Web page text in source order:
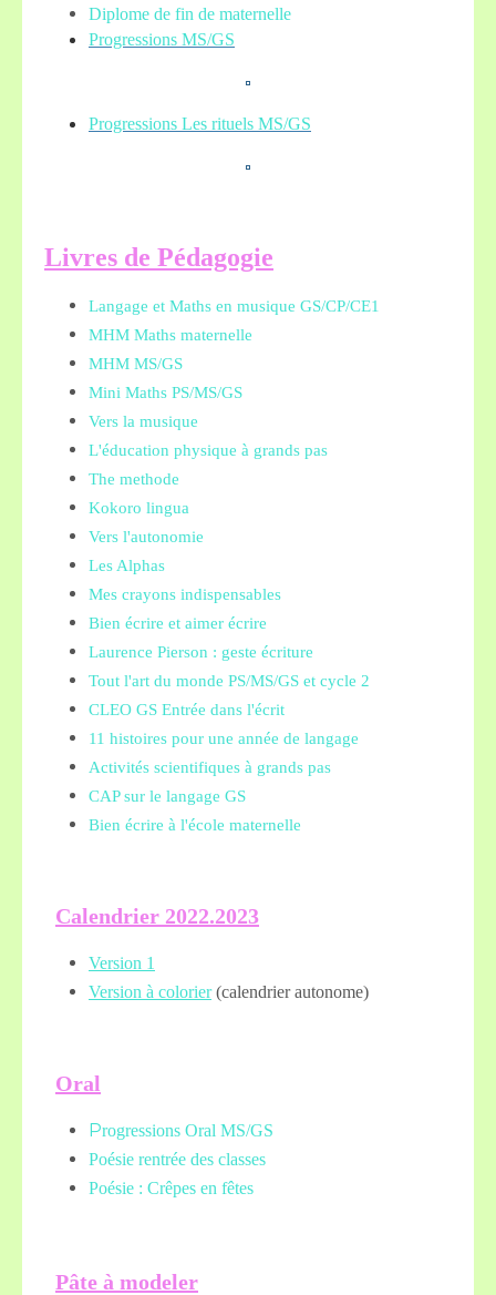
Diplome de fin de maternelle
Progressions MS/GS
Progressions Les rituels MS/GS
Livres de Pédagogie
Langage et Maths en musique GS/CP/CE1
MHM Maths maternelle
MHM MS/GS
Mini Maths PS/MS/GS
Vers la musique
L'éducation physique à grands pas
The methode
Kokoro lingua
Vers l'autonomie
Les Alphas
Mes crayons indispensables
Bien écrire et aimer écrire
Laurence Pierson : geste écriture
Tout l'art du monde PS/MS/GS et cycle 2
CLEO GS Entrée dans l'écrit
11 histoires pour une année de langage
Activités scientifiques à grands pas
CAP sur le langage GS
Bien écrire à l'école maternelle
Calendrier 2022.2023
Version 1
Version à colorier(calendrier autonome)
Oral
Progressions Oral MS/GS
Poésie rentrée des classes
Poésie : Crêpes en fêtes
Pâte à modeler